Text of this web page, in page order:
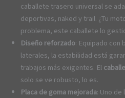
caballete trasero universal se
deportivas, naked y trail. ¿Tu
problema, este caballete lo
Diseño reforzado: Equipado con
laterales, la estabilidad está
trabajos más exigentes. El
solo se ve robusto, lo es.
Placa de goma mejorada: Uno